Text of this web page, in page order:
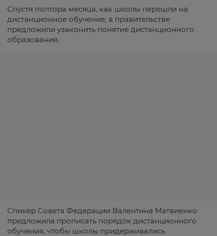
Спустя полтора месяца, как школы перешли на
дистанционное обучение, в правительстве
предложили узаконить понятие дистанционного
образования.
Спикер Совета Федерации Валентина Матвиенко
предложила прописать порядок дистанционного
обучения, чтобы школы придерживались